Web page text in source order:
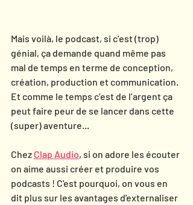
Mais voilà, le podcast, si c’est (trop)
génial, ça demande quand même pas
mal de temps en terme de conception,
création, production et communication.
Et comme le temps c’est de l’argent ça
peut faire peur de se lancer dans cette
(super) aventure...
Chez Clap Audio, si on adore les écouter
on aime aussi créer et produire vos
podcasts ! C'est pourquoi, on vous en
dit plus sur les avantages d'externaliser